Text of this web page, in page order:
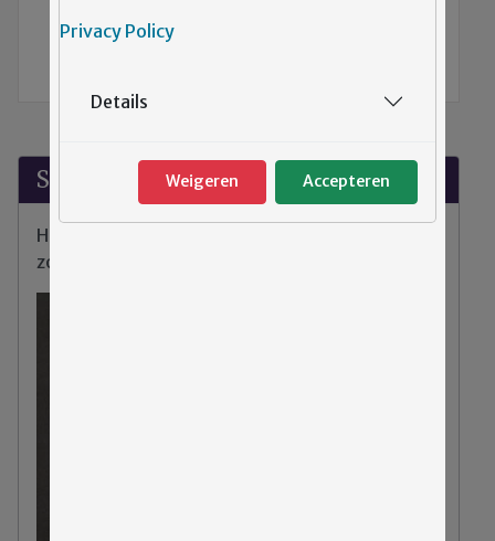
Suggesties?
Heeft u klachten, tips of opmerkingen over de
zorg binnen Emergis?
Privacy Policy
Details
Weigeren Accepteren